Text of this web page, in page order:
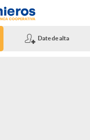
Date de alta